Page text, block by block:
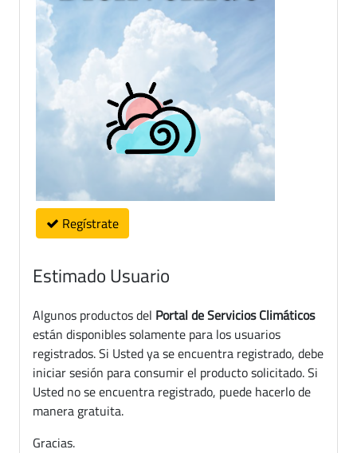
Regístrate
Estimado Usuario
Algunos productos del Portal de Servicios Climáticos
están disponibles solamente para los usuarios
registrados. Si Usted ya se encuentra registrado, debe
iniciar sesión para consumir el producto solicitado. Si
Usted no se encuentra registrado, puede hacerlo de
manera gratuita.
Gracias.